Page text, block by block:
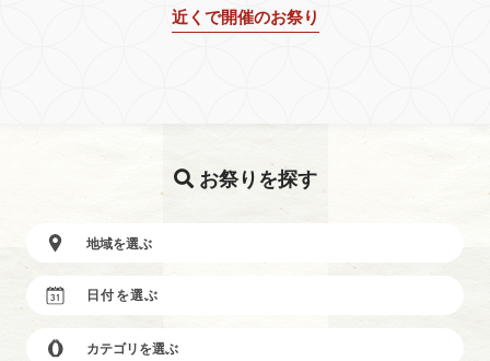
近くで開催のお祭り
お祭りを探す